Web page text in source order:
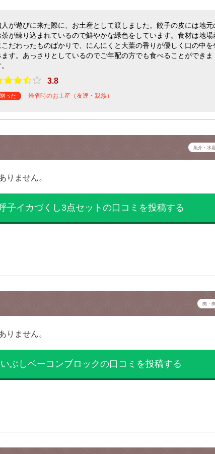
人が遊びに来た際に、お土産として渡しました。餃子の皮には地元
茶が練り込まれているので鮮やかな緑色をしています。食材は地場
こだわったものばかりで、にんにくと大葉の香りが優しく口の中を
ます。あっさりとしているのでご年配の方でも食べることができま
3.8
贈った 帰省時のお土産（友達・親族）
魚介・水
りません。
子イカづくし3点セットの口コミを投稿する
肉・
りません。
いぶしベーコンブロックの口コミを投稿する